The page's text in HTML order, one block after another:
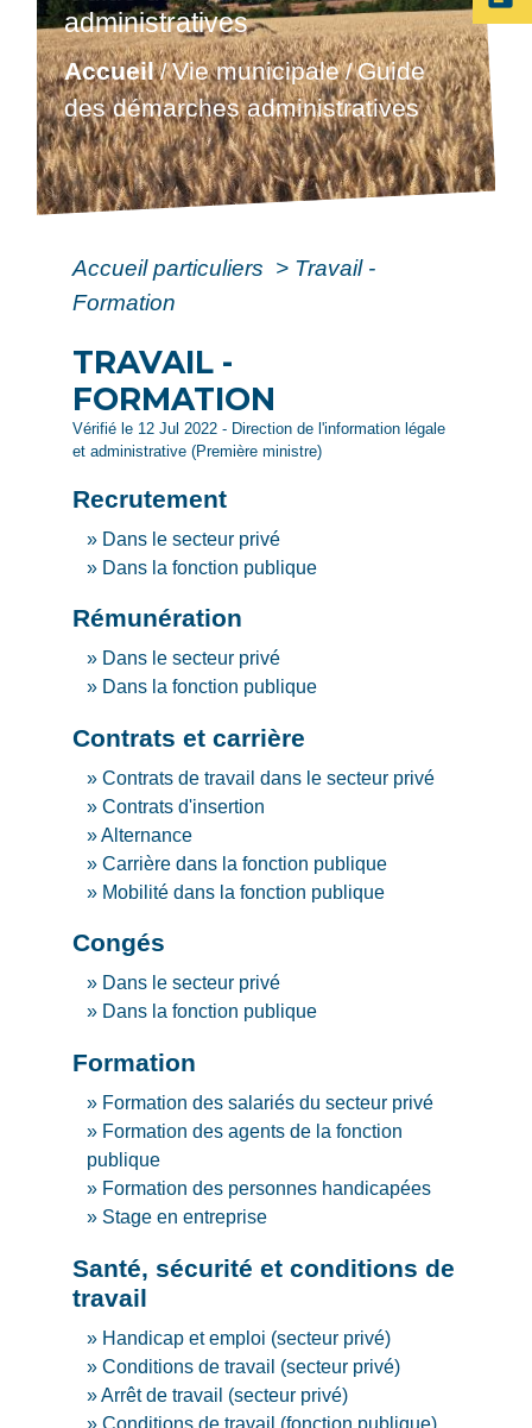
administratives
Accueil/Vie municipale/Guide
des démarches administratives
Accueil particuliers > Travail -
Formation
TRAVAIL -
FORMATION
Vérifié le 12 Jul 2022 - Direction de l'information légale
et administrative (Première ministre)
Recrutement
Dans le secteur privé
Dans la fonction publique
Rémunération
Dans le secteur privé
Dans la fonction publique
Contrats et carrière
Contrats de travail dans le secteur privé
Contrats d'insertion
Alternance
Carrière dans la fonction publique
Mobilité dans la fonction publique
Congés
Dans le secteur privé
Dans la fonction publique
Formation
Formation des salariés du secteur privé
Formation des agents de la fonction
publique
Formation des personnes handicapées
Stage en entreprise
Santé, sécurité et conditions de
travail
Handicap et emploi (secteur privé)
Conditions de travail (secteur privé)
Arrêt de travail (secteur privé)
Conditions de travail (fonction publique)